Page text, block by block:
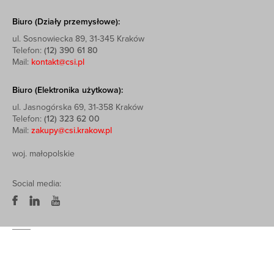
Biuro (Działy przemysłowe):
ul. Sosnowiecka 89, 31-345 Kraków
Telefon: (12) 390 61 80
Mail: kontakt@csi.pl
Biuro (Elektronika użytkowa):
ul. Jasnogórska 69, 31-358 Kraków
Telefon: (12) 323 62 00
Mail: zakupy@csi.krakow.pl
woj. małopolskie
Social media: